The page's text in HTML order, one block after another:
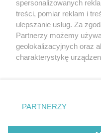
© 2026
spersonalizowanych
treści, pomiar reklam i
ulepszanie usług. Za
Partnerzy możemy
geolokalizacyjnych oraz
charakterystykę
zmienić/wycofać klikając
znajdujący się w lewym
rodzaje przetwarzania
PARTNERZY